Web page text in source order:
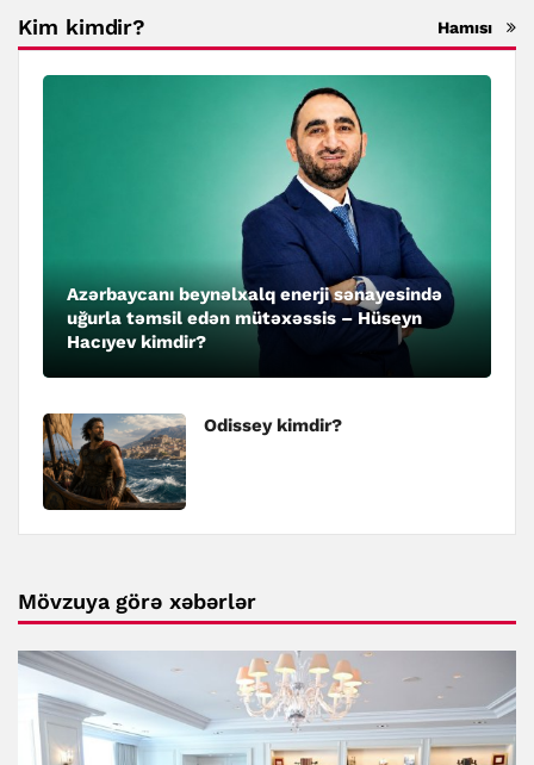
Kim kimdir? Hamısı
Azərbaycanı beynəlxalq enerji sənayesində
uğurla təmsil edən mütəxəssis – Hüseyn
Hacıyev kimdir?
Odissey kimdir?
Mövzuya görə xəbərlər